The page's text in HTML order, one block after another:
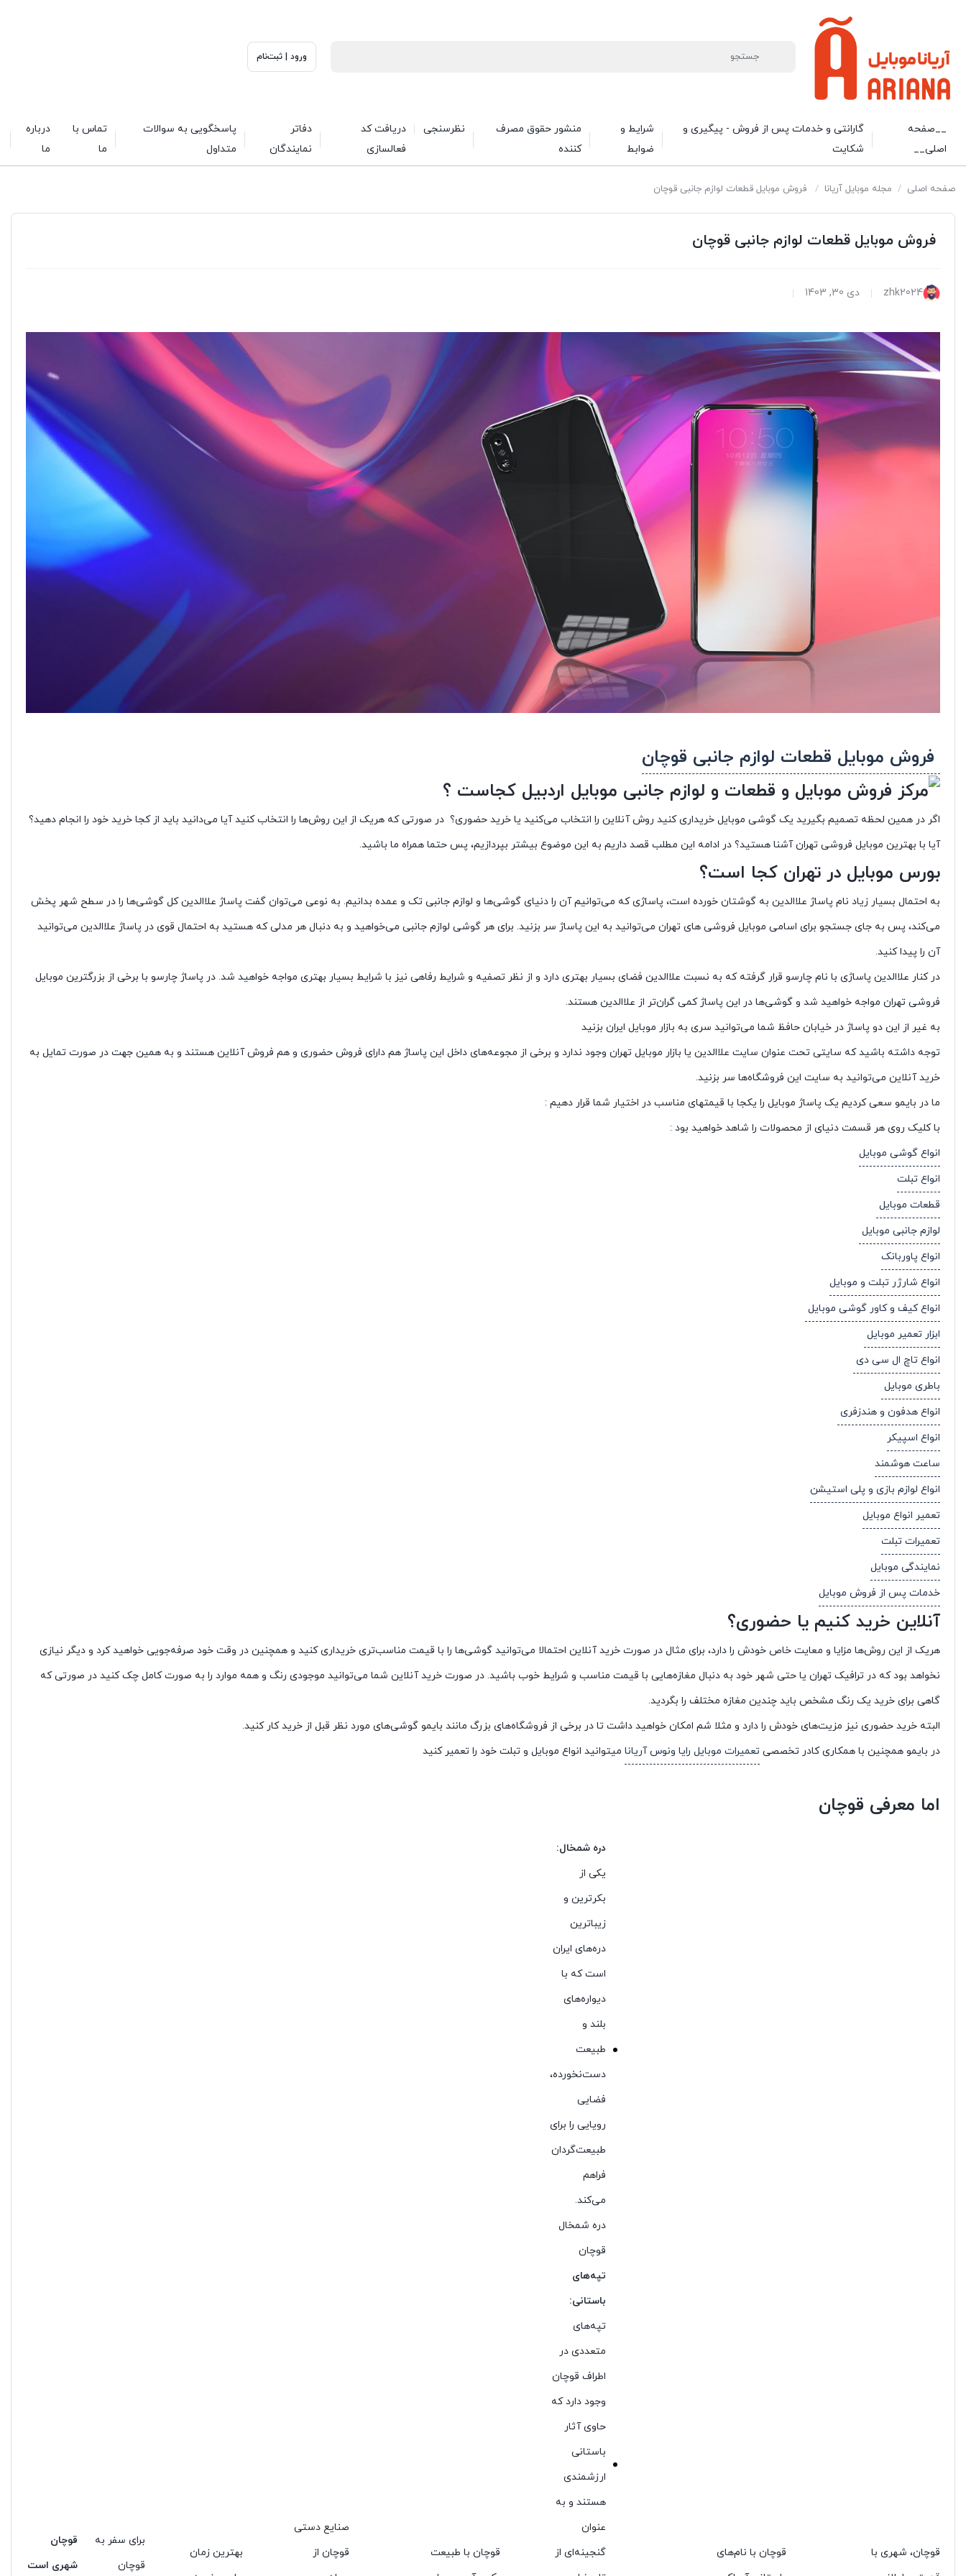
ورود | ثبت‌نام
__صفحه
اصلی__
گارانتی و خدمات پس از فروش - پیگیری و
شکایت
شرایط و
ضوابط
منشور حقوق مصرف
کننده
نظرسنجی
دریافت کد
فعالسازی
دفاتر
نمایندگان
پاسخگویی به سوالات
متداول
تماس با
ما
درباره
ما
صفحه اصلی / مجله موبایل آریانا / فروش موبایل قطعات لوازم جانبی قوچان
فروش موبایل قطعات لوازم جانبی قوچان
zhk2024 دی 30, 1403
فروش موبایل قطعات لوازم جانبی قوچان
اگر در همین لحظه تصمیم بگیرید یک گوشی موبایل خریداری کنید روش آنلاین را انتخاب می‌کنید یا خرید حضوری؟ در صورتی که هریک از این روش‌ها را انتخاب کنید آیا می‌دانید باید از کجا خرید خود را انجام دهید؟
آیا با بهترین موبایل فروشی تهران آشنا هستید؟ در ادامه این مطلب قصد داریم به این موضوع بیشتر بپردازیم، پس حتما همراه ما باشید.
بورس موبایل در تهران کجا است؟
به احتمال بسیار زیاد نام پاساژ علاالدین به گوشتان خورده است، پاساژی که می‌توانیم آن را دنیای گوشی‌ها و لوازم جانبی تک و عمده بدانیم. به نوعی می‌توان گفت پاساژ علاالدین کل گوشی‌ها را در سطح شهر پخش
می‌کند، پس به جای جستجو برای اسامی موبایل فروشی های تهران می‌توانید به این پاساژ سر بزنید. برای هر گوشی لوازم جانبی می‌خواهید و به دنبال هر مدلی که هستید به احتمال قوی در پاساژ علاالدین می‌توانید
آن را پیدا کنید.
در کنار علاالدین پاساژی با نام چارسو قرار گرفته که به نسبت علاالدین فضای بسیار بهتری دارد و از نظر تصفیه و شرایط رفاهی نیز با شرایط بسیار بهتری مواجه خواهید شد. در پاساژ چارسو با برخی از بزرگترین موبایل
فروشی تهران مواجه خواهید شد و گوشی‌ها در این پاساژ کمی گران‌تر از علاالدین هستند.
به غیر از این دو پاساژ در خیابان حافظ شما می‌توانید سری به بازار موبایل ایران بزنید
توجه داشته باشید که سایتی تحت عنوان سایت علاالدین یا بازار موبایل تهران وجود ندارد و برخی از مجوعه‌های داخل این پاساژ هم دارای فروش حضوری و هم فروش آنلاین هستند و به همین جهت در صورت تمایل به
خرید آنلاین می‌توانید به سایت این فروشگاه‌ها سر بزنید.
ما در بایمو سعی کردیم یک پاساژ موبایل را یکجا با قیمتهای مناسب در اختیار شما قرار دهیم :
با کلیک روی هر قسمت دنیای از محصولات را شاهد خواهید بود :
انواع گوشی موبایل
انواع تبلت
قطعات موبایل
لوازم جانبی موبایل
انواع پاوربانک
انواع شارژر تبلت و موبایل
انواع کیف و کاور گوشی موبایل
ابزار تعمیر موبایل
انواع تاچ ال سی دی
باطری موبایل
انواع هدفون و هندزفری
انواع اسپیکر
ساعت هوشمند
انواع لوازم بازی و پلی استیشن
تعمیر انواع موبایل
تعمیرات تبلت
نمایندگی موبایل
خدمات پس از فروش موبایل
آنلاین خرید کنیم یا حضوری؟
هریک از این روش‌ها مزایا و معایت خاص خودش را دارد، برای مثال در صورت خرید آنلاین احتمالا می‌توانید گوشی‌ها را با قیمت مناسب‌تری خریداری کنید و همچنین در وقت خود صرفه‌جویی خواهید کرد و دیگر نیازی
نخواهد بود که در ترافیک تهران یا حتی شهر خود به دنبال مغازه‌هایی با قیمت مناسب و شرایط خوب باشید. در صورت خرید آنلاین شما می‌توانید موجودی رنگ و همه موارد را به صورت کامل چک کنید در صورتی که
گاهی برای خرید یک رنگ مشخص باید چندین مغازه مختلف را بگردید.
البته خرید حضوری نیز مزیت‌های خودش را دارد و مثلا شم امکان خواهید داشت تا در برخی از فروشگاه‌های بزرگ مانند بایمو گوشی‌های مورد نظر قبل از خرید کار کنید.
در بایمو همچنین با همکاری کادر تخصصی تعمیرات موبایل رایا ونوس آریانا میتوانید انواع موبایل و تبلت خود را تعمیر کنید
اما معرفی قوچان
قوچان، شهری با
قوچان با نام‌های
دره شمخال:
یکی از
بکرترین و
زیباترین
دره‌های ایران
است که با
دیواره‌های
بلند و
طبیعت
دست‌نخورده،
فضایی
رویایی را برای
طبیعت‌گردان
فراهم
می‌کند.
دره شمخال
قوچان
تپه‌های
باستانی:
تپه‌های
متعددی در
اطراف قوچان
وجود دارد که
حاوی آثار
باستانی
ارزشمندی
هستند و به
عنوان
گنجینه‌ای از
قوچان با طبیعت
صنایع دستی
قوچان از
بهترین زمان
برای سفر به
قوچان
قوچان
شهری است